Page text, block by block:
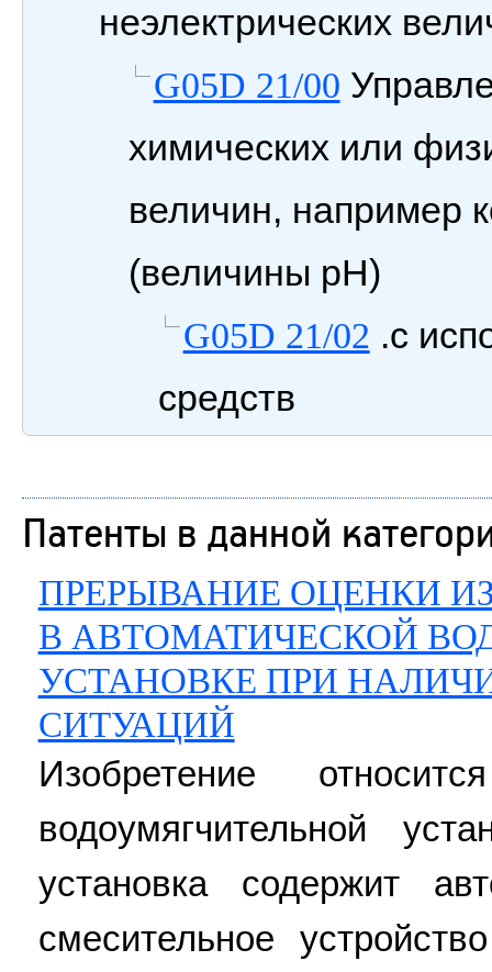
неэлектрических
G05D 21/00
химических или
величин, например
(величины pH)
G05D 21/02 .с
средств
Патенты в данной
ПРЕРЫВАНИЕ ОЦЕНКИ
В АВТОМАТИЧЕСКОЙ
УСТАНОВКЕ ПРИ
СИТУАЦИЙ
Изобретение
водоумягчительной
установка содержит
смесительное